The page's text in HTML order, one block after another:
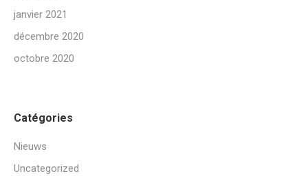
janvier 2021
décembre 2020
octobre 2020
Catégories
Nieuws
Uncategorized